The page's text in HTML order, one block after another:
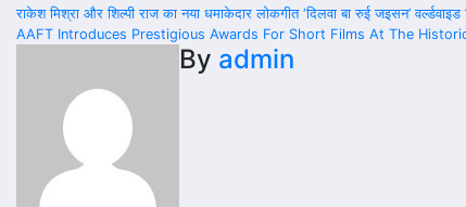
Post
navigation
राकेश मिश्रा और शिल्पी राज का नया धमाकेदार लोकगीत ‘दिलवा बा रुई जइसन’ वर्ल्डवाइड
AAFT Introduces Prestigious Awards For Short Films At The
By admin